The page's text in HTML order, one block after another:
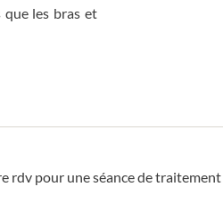
que les bras et
rdv pour une séance de